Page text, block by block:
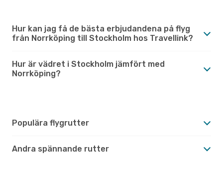
Hur kan jag få de bästa erbjudandena på flyg
från Norrköping till Stockholm hos Travellink?
Hur är vädret i Stockholm jämfört med
Norrköping?
Populära flygrutter
Andra spännande rutter